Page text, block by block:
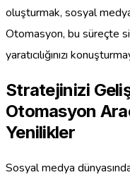
oluşturmak, sosyal
Otomasyon, bu süreçte
yaratıcılığınızı
Stratejinizi
Otomasyon
Yenilikler
Sosyal medya